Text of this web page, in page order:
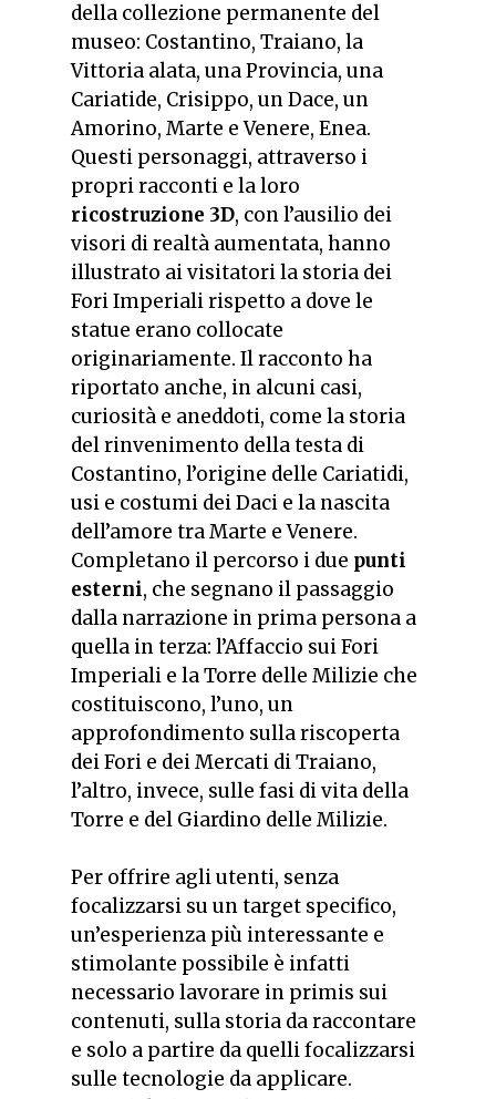
della collezione permanente del
museo: Costantino, Traiano, la
Vittoria alata, una Provincia, una
Cariatide, Crisippo, un Dace, un
Amorino, Marte e Venere, Enea.
Questi personaggi, attraverso i
propri racconti e la loro
ricostruzione 3D, con l’ausilio dei
visori di realtà aumentata, hanno
illustrato ai visitatori la storia dei
Fori Imperiali rispetto a dove le
statue erano collocate
originariamente. Il racconto ha
riportato anche, in alcuni casi,
curiosità e aneddoti, come la storia
del rinvenimento della testa di
Costantino, l’origine delle Cariatidi,
usi e costumi dei Daci e la nascita
dell’amore tra Marte e Venere.
Completano il percorso i due punti
esterni, che segnano il passaggio
dalla narrazione in prima persona a
quella in terza: l’Affaccio sui Fori
Imperiali e la Torre delle Milizie che
costituiscono, l’uno, un
approfondimento sulla riscoperta
dei Fori e dei Mercati di Traiano,
l’altro, invece, sulle fasi di vita della
Torre e del Giardino delle Milizie.
Per offrire agli utenti, senza
focalizzarsi su un target specifico,
un’esperienza più interessante e
stimolante possibile è infatti
necessario lavorare in primis sui
contenuti, sulla storia da raccontare
e solo a partire da quelli focalizzarsi
sulle tecnologie da applicare.